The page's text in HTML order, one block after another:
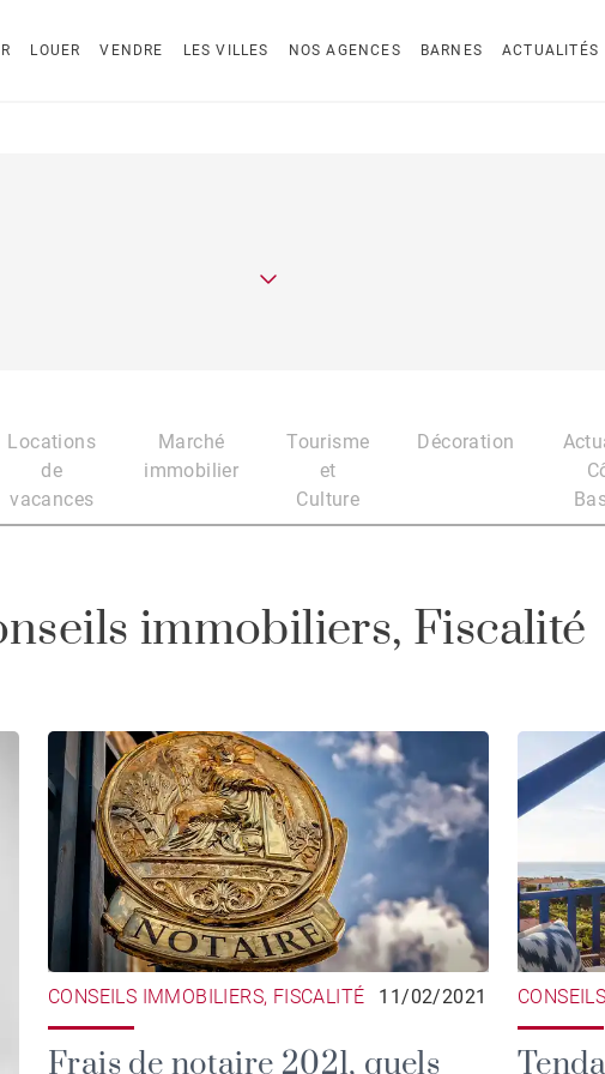
LOUER VENDRE LES VILLES NOS AGENCES BARNES ACTUALITÉS
Locations
de
vacances
Marché
immobilier
Tourisme
et
Culture
Décoration
immobiliers, Fiscalité
CONSEILS IMMOBILIERS, FISCALITÉ 11/02/2021
Frais de notaire 2021, quels